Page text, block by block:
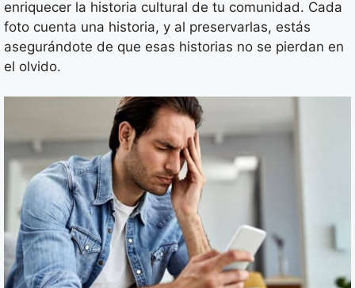
enriquecer la historia cultural de tu comunidad. Cada
foto cuenta una historia, y al preservarlas, estás
asegurándote de que esas historias no se pierdan en
el olvido.